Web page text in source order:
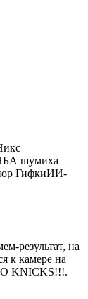
шумиха
ГифкиИИ-
результат, на
к камере на
KNICKS!!!.